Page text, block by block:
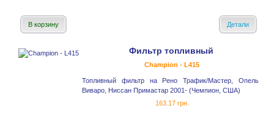
В корзину Детали
Фильтр топливный
Champion - L415
Топливный фильтр на Рено Трафик/Мастер, Опель
Виваро, Ниссан Примастар 2001- (Чемпион, США)
163.17 грн.